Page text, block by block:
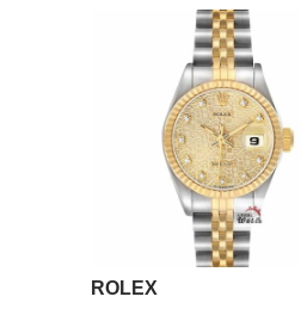
ROLEX